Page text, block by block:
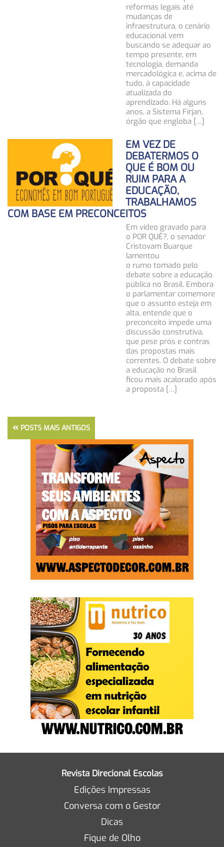
reformas legais até
mudanças de
infraestrutura, o cenário
educacional vem
buscando se adequar ao
tempo presente, em
tecnologia, demanda
mercadológica e, acima de
tudo, à capacidade
atualizada do
aprendizado. Há alguns
anos, a Sistema Firjan,
órgão que engloba […]
EM VEZ DE
DEBATERMOS O
QUE É BOM OU
RUIM PARA A
EDUCAÇÃO,
TRABALHAMOS
COM BASE EM PRECONCEITOS
Em vídeo gravado para
o POR QUÊ?, o senador
Cristovam Buarque
lamentou
o rumo tomado pelo
debate sobre a educação
pública no Brasil. Embora
o parlamentar comemore
que o assunto esteja em
alta, entende que o
preconceito impede uma
discussão construtiva,
que pese prós e contras
das propostas mais
correntes. O debate sobre
a educação no Brasil
ficou mais acalorado após
a proposta […]
POSTS MAIS ANTIGOS
Revista Direcional Escolas
Edições Impressas
Conversa com o Gestor
Dicas
Fique de Olho